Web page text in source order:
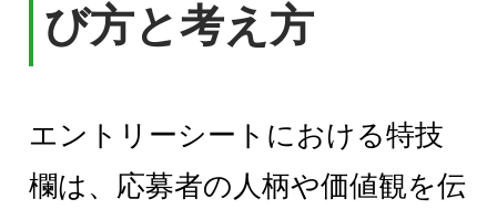
び方と考え方
エントリーシートにおける特技
欄は、応募者の人柄や価値観を伝